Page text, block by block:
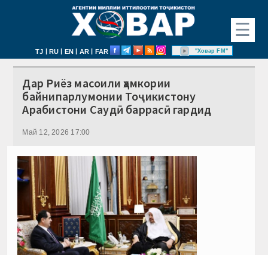
☰
TJ | RU | EN | AR | FAR "Ховар FM"
Дар Риёз масоили ҳамкории
байнипарлумонии Тоҷикистону
Арабистони Саудӣ баррасӣ гардид
Май 12, 2026 17:00